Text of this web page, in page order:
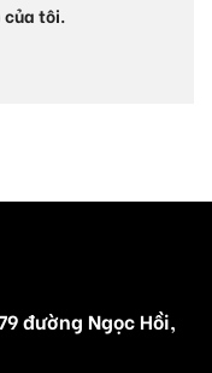
của tôi.
đường Ngọc Hồi,